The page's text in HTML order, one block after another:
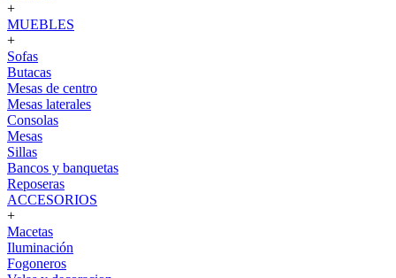
+
MUEBLES
+
Sofas
Butacas
Mesas de centro
Mesas laterales
Consolas
Mesas
Sillas
Bancos y banquetas
Reposeras
ACCESORIOS
+
Macetas
Iluminación
Fogoneros